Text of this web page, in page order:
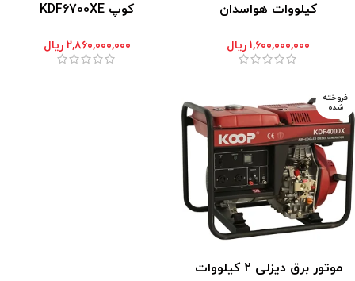
کیلووات هواسدان
۱,۶۰۰,۰۰۰,۰۰۰ ریال
کوپ KDF6700XE
۲,۸۶۰,۰۰۰,۰۰۰ ریال
فروخته
شده
موتور برق دیزلی 2 کیلووات